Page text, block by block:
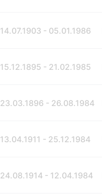
14.07.1903 - 05.01.1986
15.12.1895 - 21.02.1985
23.03.1896 - 26.08.1984
13.04.1911 - 25.12.1984
24.08.1914 - 12.04.1984